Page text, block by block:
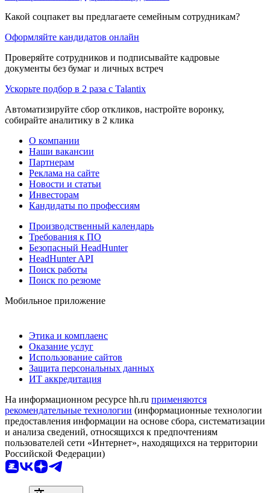
Какой соцпакет вы предлагаете семейным сотрудникам?
Оформляйте кандидатов онлайн
Проверяйте сотрудников и подписывайте кадровые
документы без бумаг и личных встреч
Ускорьте подбор в 2 раза с Talantix
Автоматизируйте сбор откликов, настройте воронку,
собирайте аналитику в 2 клика
О компании
Наши вакансии
Партнерам
Реклама на сайте
Новости и статьи
Инвесторам
Кандидаты по профессиям
Производственный календарь
Требования к ПО
Безопасный HeadHunter
HeadHunter API
Поиск работы
Поиск по резюме
Мобильное приложение
Этика и комплаенс
Оказание услуг
Использование сайтов
Защита персональных данных
ИТ аккредитация
На информационном ресурсе hh.ru применяются
рекомендательные технологии (информационные технологии
предоставления информации на основе сбора, систематизации
и анализа сведений, относящихся к предпочтениям
пользователей сети «Интернет», находящихся на территории
Российской Федерации)